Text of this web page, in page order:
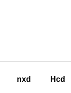
nxd Hcd